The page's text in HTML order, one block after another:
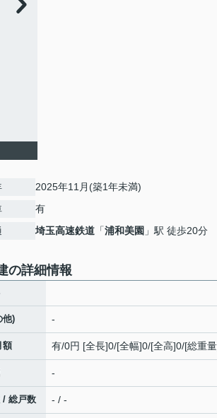
2025年11月(築1年未満)
有
埼玉高速鉄道 「浦和美園 」駅 徒歩20分
の詳細情報
他) -
額 有/0円 [全長]0/[全幅]0/[全高]0/[総重
-
/ 総戸数 - / -